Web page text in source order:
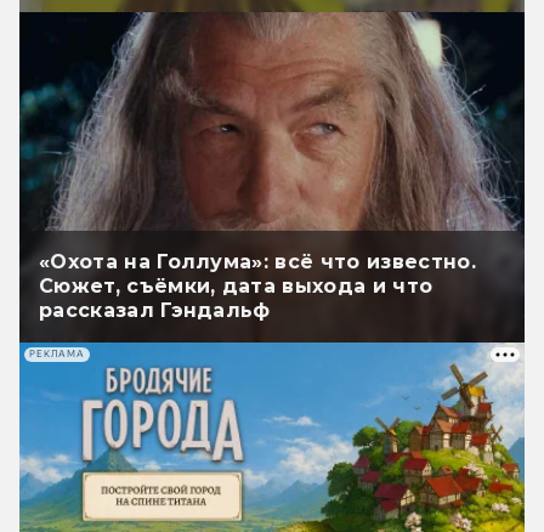
«Охота на Голлума»: всё что известно.
Сюжет, съёмки, дата выхода и что
рассказал Гэндальф
РЕКЛАМА